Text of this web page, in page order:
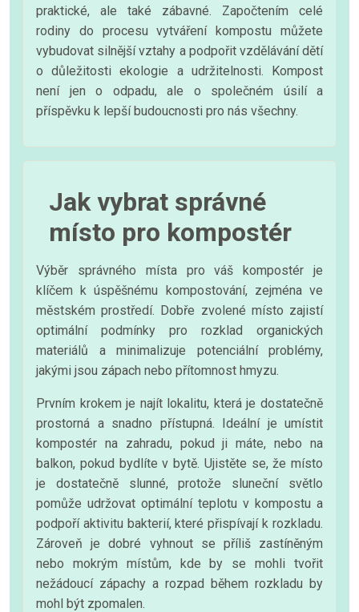
praktické, ale také zábavné. Započtením celé
rodiny do procesu vytváření kompostu můžete
vybudovat silnější vztahy a podpořit vzdělávání dětí
o důležitosti ekologie a udržitelnosti. Kompost
není jen o odpadu, ale o společném úsilí a
příspěvku k lepší budoucnosti pro nás všechny.
Jak vybrat správné
místo pro kompostér
Výběr správného místa pro váš kompostér je
klíčem k úspěšnému kompostování, zejména ve
městském prostředí. Dobře zvolené místo zajistí
optimální podmínky pro rozklad organických
materiálů a minimalizuje potenciální problémy,
jakými jsou zápach nebo přítomnost hmyzu.
Prvním krokem je najít lokalitu, která je dostatečně
prostorná a snadno přístupná. Ideální je umístit
kompostér na zahradu, pokud ji máte, nebo na
balkon, pokud bydlíte v bytě. Ujistěte se, že místo
je dostatečně slunné, protože sluneční světlo
pomůže udržovat optimální teplotu v kompostu a
podpoří aktivitu bakterií, které přispívají k rozkladu.
Zároveň je dobré vyhnout se příliš zastíněným
nebo mokrým místům, kde by se mohli tvořit
nežádoucí zápachy a rozpad během rozkladu by
mohl být zpomalen.